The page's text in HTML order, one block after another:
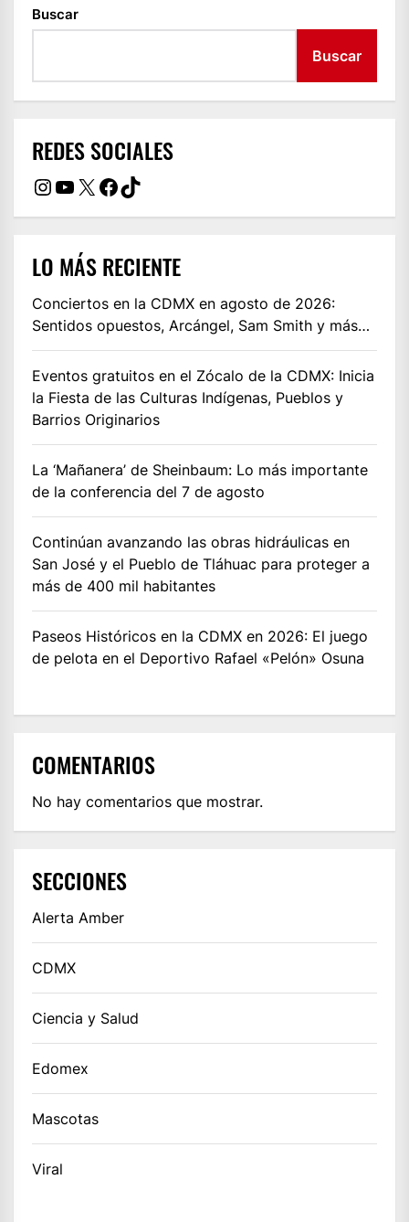
Buscar
Buscar
REDES SOCIALES
Instagram
YouTube
X Facebook
TikTok
LO MÁS RECIENTE
Conciertos en la CDMX en agosto de 2026:
Sentidos opuestos, Arcángel, Sam Smith y más…
Eventos gratuitos en el Zócalo de la CDMX: Inicia
la Fiesta de las Culturas Indígenas, Pueblos y
Barrios Originarios
La ‘Mañanera’ de Sheinbaum: Lo más importante
de la conferencia del 7 de agosto
Continúan avanzando las obras hidráulicas en
San José y el Pueblo de Tláhuac para proteger a
más de 400 mil habitantes
Paseos Históricos en la CDMX en 2026: El juego
de pelota en el Deportivo Rafael «Pelón» Osuna
COMENTARIOS
No hay comentarios que mostrar.
SECCIONES
Alerta Amber
CDMX
Ciencia y Salud
Edomex
Mascotas
Viral